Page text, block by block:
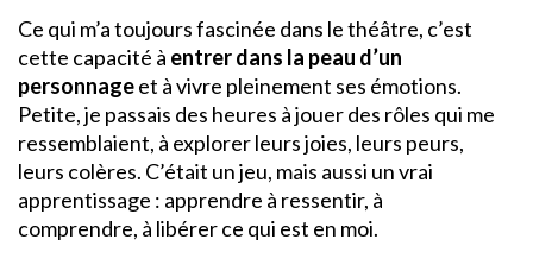
Ce qui m’a toujours fascinée dans le théâtre, c’est
cette capacité à entrer dans la peau d’un
personnageet à vivre pleinement ses émotions.
Petite, je passais des heures à jouer des rôles qui me
ressemblaient, à explorer leurs joies, leurs peurs,
leurs colères. C’était un jeu, mais aussi un vrai
apprentissage : apprendre à ressentir, à
comprendre, à libérer ce qui est en moi.